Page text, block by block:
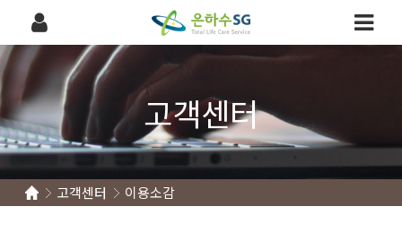
고객센터
고객센터 이용소감